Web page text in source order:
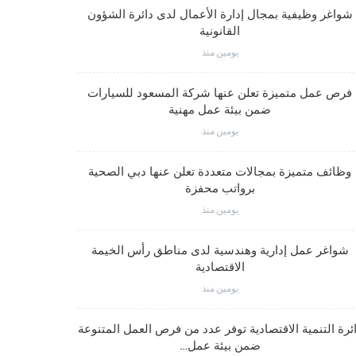
شواغر وظيفية بمجال إدارة الأعمال لدى دائرة الشؤون
القانونية
يومين منذ
فرص عمل متميزة تعلن عنها شركة المسعود للسيارات
ضمن بيئة عمل مهنية
يومين منذ
وظائف متميزة بمجالات متعددة تعلن عنها دبي الصحية
برواتب محفزة
يومين منذ
شواغر عمل إدارية وهندسية لدى مناطق رأس الخيمة
الاقتصادية
يومين منذ
التنمية الاقتصادية توفر عدد من فرص العمل المتنوعة
ضمن بيئة عمل…